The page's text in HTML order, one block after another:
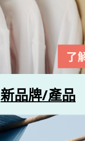
新品牌/產品